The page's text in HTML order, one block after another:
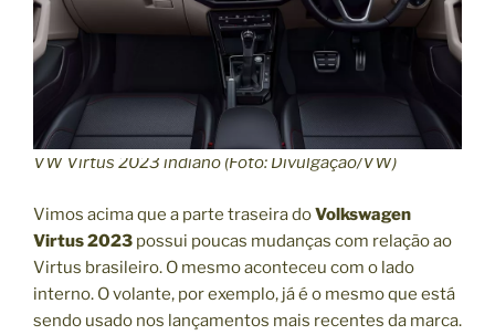
VW Virtus 2023 indiano (Foto: Divulgação/VW)
Vimos acima que a parte traseira doVolkswagen
Virtus 2023 possui poucas mudanças com relação ao
Virtus brasileiro. O mesmo aconteceu com o lado
interno. O volante, por exemplo, já é o mesmo que está
sendo usado nos lançamentos mais recentes da marca.